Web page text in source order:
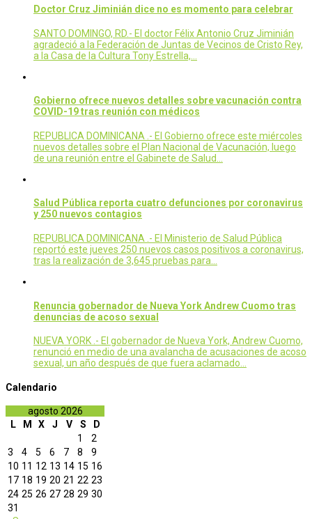
Doctor Cruz Jiminián dice no es momento para celebrar
SANTO DOMINGO, RD.- El doctor Félix Antonio Cruz Jiminián
agradeció a la Federación de Juntas de Vecinos de Cristo Rey,
a la Casa de la Cultura Tony Estrella,…
Gobierno ofrece nuevos detalles sobre vacunación contra
COVID-19 tras reunión con médicos
REPUBLICA DOMINICANA .- El Gobierno ofrece este miércoles
nuevos detalles sobre el Plan Nacional de Vacunación, luego
de una reunión entre el Gabinete de Salud…
Salud Pública reporta cuatro defunciones por coronavirus
y 250 nuevos contagios
REPUBLICA DOMINICANA .- El Ministerio de Salud Pública
reportó este jueves 250 nuevos casos positivos a coronavirus,
tras la realización de 3,645 pruebas para…
Renuncia gobernador de Nueva York Andrew Cuomo tras
denuncias de acoso sexual
NUEVA YORK .- El gobernador de Nueva York, Andrew Cuomo,
renunció en medio de una avalancha de acusaciones de acoso
sexual, un año después de que fuera aclamado…
Calendario
agosto 2026
L
M X J V S
D
1
2
3
4 5 6 7 8
9
10 11 12 13 14 15 16
17 18 19 20 21 22 23
24 25 26 27 28 29 30
31